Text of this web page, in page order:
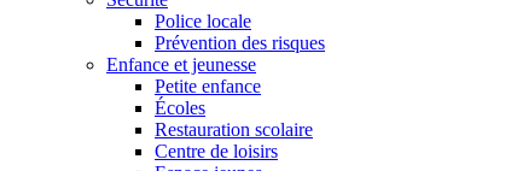
Police locale
Prévention des risques
Enfance et jeunesse
Petite enfance
Écoles
Restauration scolaire
Centre de loisirs